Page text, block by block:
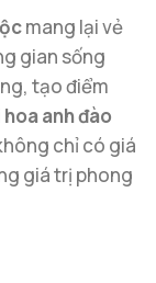
mang lại vẻ
gian sống
tạo điểm
hoa anh đào
chỉ có giá
giá trị phong